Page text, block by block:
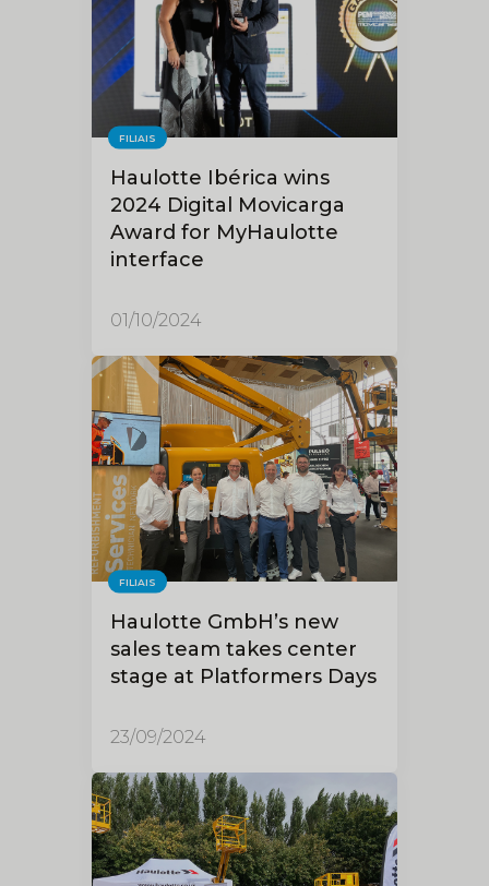
FILIAIS
Haulotte Ibérica wins
2024 Digital Movicarga
Award for MyHaulotte
interface
01/10/2024
FILIAIS
Haulotte GmbH’s new
sales team takes center
stage at Platformers Days
23/09/2024